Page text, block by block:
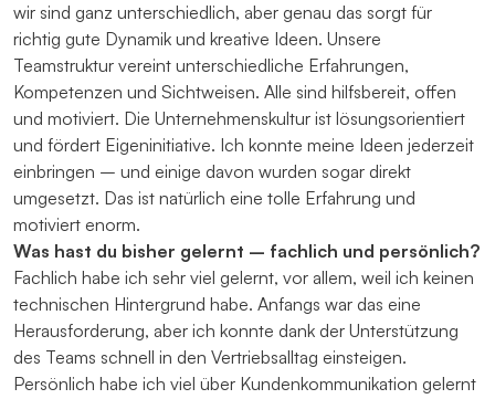
wir sind ganz unterschiedlich, aber genau das sorgt für
richtig gute Dynamik und kreative Ideen. Unsere
Teamstruktur vereint unterschiedliche Erfahrungen,
Kompetenzen und Sichtweisen. Alle sind hilfsbereit, offen
und motiviert. Die Unternehmenskultur ist lösungsorientiert
und fördert Eigeninitiative. Ich konnte meine Ideen jederzeit
einbringen – und einige davon wurden sogar direkt
umgesetzt. Das ist natürlich eine tolle Erfahrung und
motiviert enorm.
Was hast du bisher gelernt – fachlich und persönlich?
Fachlich habe ich sehr viel gelernt, vor allem, weil ich keinen
technischen Hintergrund habe. Anfangs war das eine
Herausforderung, aber ich konnte dank der Unterstützung
des Teams schnell in den Vertriebsalltag einsteigen.
Persönlich habe ich viel über Kundenkommunikation gelernt